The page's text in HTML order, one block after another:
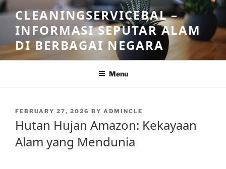
Skip
to
content
CLEANINGSERVICEBAL –
INFORMASI SEPUTAR ALAM
DI BERBAGAI NEGARA
Menu
POSTED
FEBRUARY 27, 2026 BY ADMINCLE
Hutan Hujan Amazon: Kekayaan
Alam yang Mendunia